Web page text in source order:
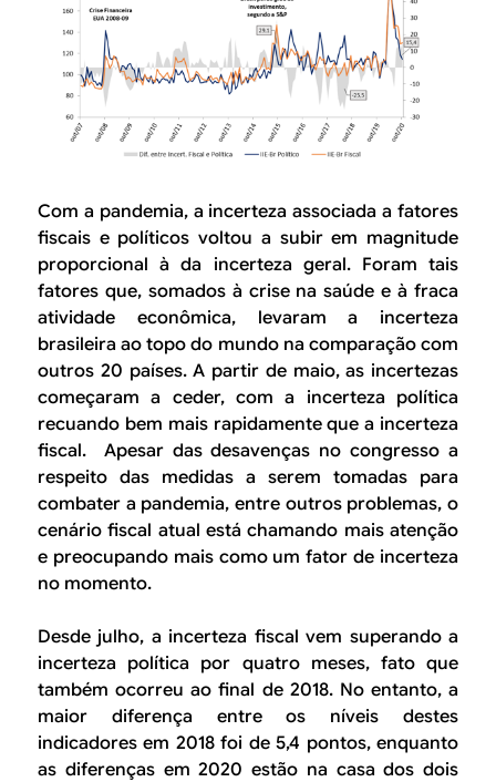
Com a pandemia, a incerteza associada a fatores
fiscais e políticos voltou a subir em magnitude
proporcional à da incerteza geral. Foram tais
fatores que, somados à crise na saúde e à fraca
atividade econômica, levaram a incerteza
brasileira ao topo do mundo na comparação com
outros 20 países. A partir de maio, as incertezas
começaram a ceder, com a incerteza política
recuando bem mais rapidamente que a incerteza
fiscal. Apesar das desavenças no congresso a
respeito das medidas a serem tomadas para
combater a pandemia, entre outros problemas, o
cenário fiscal atual está chamando mais atenção
e preocupando mais como um fator de incerteza
no momento.
Desde julho, a incerteza fiscal vem superando a
incerteza política por quatro meses, fato que
também ocorreu ao final de 2018. No entanto, a
maior diferença entre os níveis destes
indicadores em 2018 foi de 5,4 pontos, enquanto
as diferenças em 2020 estão na casa dos dois